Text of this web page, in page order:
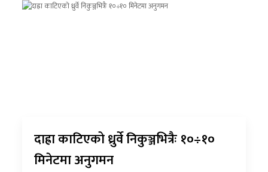
दाह्रा काटिएको ध्रुर्वे निकुञ्जभित्रैः १०÷१०
मिनेटमा अनुगमन